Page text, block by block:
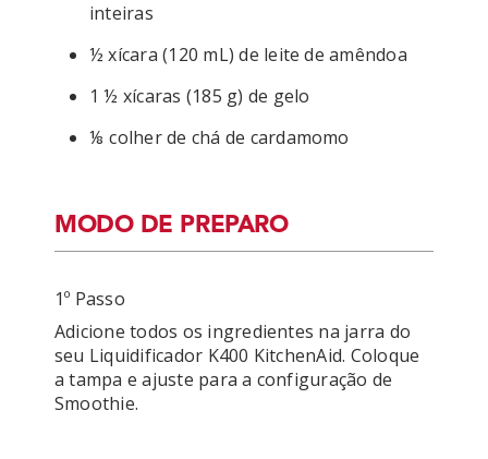
inteiras
½ xícara (120 mL) de leite de amêndoa
1 ½ xícaras (185 g) de gelo
⅛ colher de chá de cardamomo
MODO DE PREPARO
1º Passo
Adicione todos os ingredientes na jarra do
seu Liquidificador K400 KitchenAid. Coloque
a tampa e ajuste para a configuração de
Smoothie.